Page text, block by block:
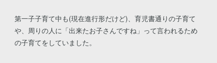
第一子子育て中も(現在進行形だけど)、育児書通りの子育て
や、周りの人に「出来たお子さんですね」って言われるため
の子育てをしていました。